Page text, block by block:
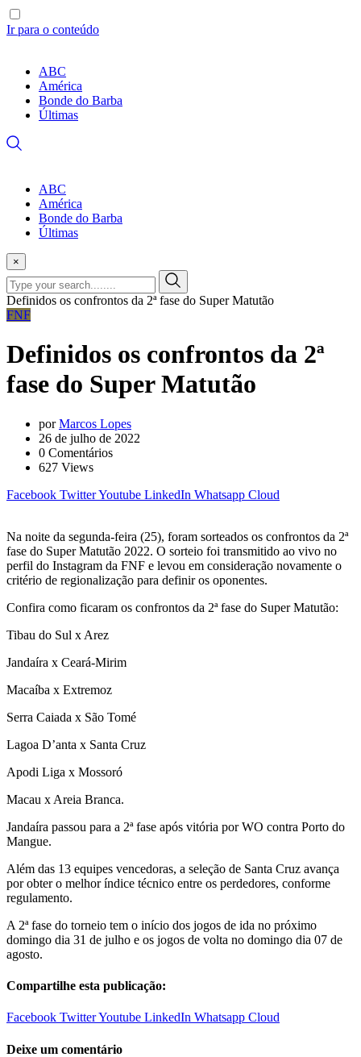
Ir para o conteúdo
ABC
América
Bonde do Barba
Últimas
ABC
América
Bonde do Barba
Últimas
×
Definidos os confrontos da 2ª fase do Super Matutão
FNF
Definidos os confrontos da 2ª
fase do Super Matutão
porMarcos Lopes
26 de julho de 2022
0 Comentários
627 Views
Facebook TwitterYoutube LinkedIn Whatsapp Cloud
Na noite da segunda-feira (25), foram sorteados os confrontos da 2ª
fase do Super Matutão 2022. O sorteio foi transmitido ao vivo no
perfil do Instagram da FNF e levou em consideração novamente o
critério de regionalização para definir os oponentes.
Confira como ficaram os confrontos da 2ª fase do Super Matutão:
Tibau do Sul x Arez
Jandaíra x Ceará-Mirim
Macaíba x Extremoz
Serra Caiada x São Tomé
Lagoa D’anta x Santa Cruz
Apodi Liga x Mossoró
Macau x Areia Branca.
Jandaíra passou para a 2ª fase após vitória por WO contra Porto do
Mangue.
Além das 13 equipes vencedoras, a seleção de Santa Cruz avança
por obter o melhor índice técnico entre os perdedores, conforme
regulamento.
A 2ª fase do torneio tem o início dos jogos de ida no próximo
domingo dia 31 de julho e os jogos de volta no domingo dia 07 de
agosto.
Compartilhe esta publicação:
Facebook TwitterYoutube LinkedIn Whatsapp Cloud
Deixe um comentário